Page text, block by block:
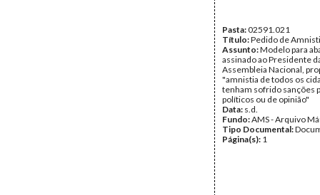
Pasta:02591.021
Título:Pedido de
Assunto:Modelo para
assinado ao Presidente
Assembleia Nacional,
"amnistia de todos os
tenham sofrido sanções
políticos ou de opinião"
Data: s.d.
Fundo:AMS - Arquivo
Tipo Documental:
Página(s): 1